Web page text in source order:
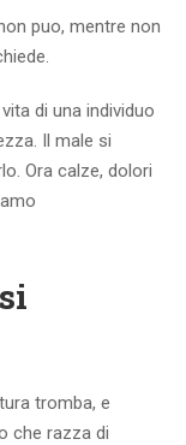
puo, mentre non
di una individuo
Il male si
Ora calze, dolori
tromba, e
che razza di